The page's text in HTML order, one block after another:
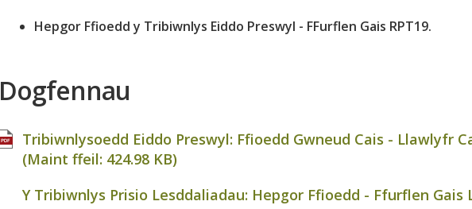
Hepgor Ffioedd y Tribiwnlys Eiddo Preswyl - FFurflen Gais RPT19.
Dogfennau
Tribiwnlysoedd Eiddo Preswyl: Ffioedd Gwneud Cais - Llawlyfr
(Maint ffeil: 424.98 KB)
Y Tribiwnlys Prisio Lesddaliadau: Hepgor Ffioedd - Ffurflen Gais